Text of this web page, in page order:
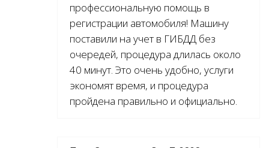
профессиональную помощь в
регистрации автомобиля! Машину
поставили на учет в ГИБДД без
очередей, процедура длилась около
40 минут. Это очень удобно, услуги
экономят время, и процедура
пройдена правильно и официально.